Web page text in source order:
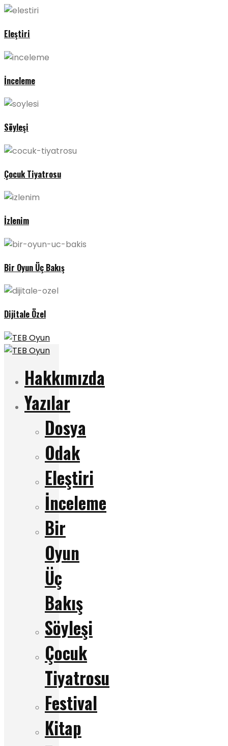
Eleştiri
İnceleme
Söyleşi
Çocuk Tiyatrosu
İzlenim
Bir Oyun Üç Bakış
Dijitale Özel
Hakkımızda
Yazılar
Dosya
Odak
Eleştiri
İnceleme
Bir
Oyun
Üç
Bakış
Söyleşi
Çocuk
Tiyatrosu
Festival
Kitap